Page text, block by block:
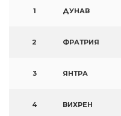
1 ДУНАВ
2 ФРАТРИЯ
3 ЯНТРА
4 ВИХРЕН